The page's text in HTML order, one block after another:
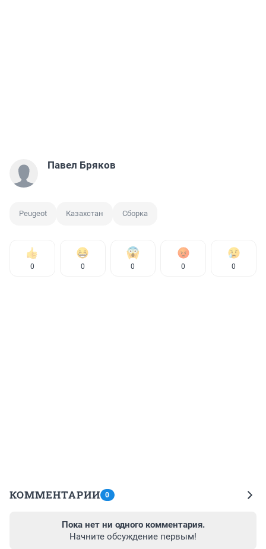
Павел Бряков
Peugeot Казахстан Сборка
0 0 0 0 0
КОММЕНТАРИИ 0
Пока нет ни одного комментария.
Начните обсуждение первым!